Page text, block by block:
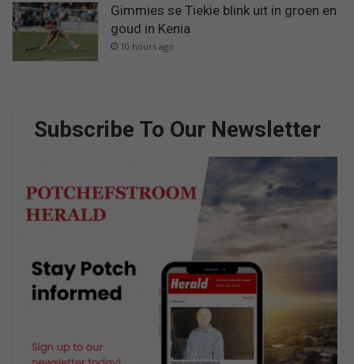
Gimmies se Tiekie blink uit in groen en
goud in Kenia
10 hours ago
Subscribe To Our Newsletter